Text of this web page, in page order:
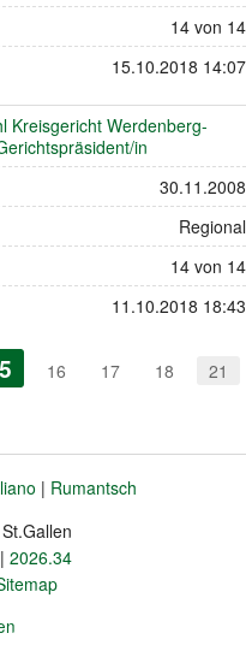
14 von 14
15.10.2018 14:07
Kreisgericht Werdenberg-
in
30.11.2008
Regional
14 von 14
11.10.2018 18:43
(aktiv)
16 17 18 21
Rumantsch
2026.34